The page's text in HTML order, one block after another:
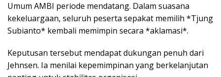
Umum AMBI periode mendatang. Dalam suasana
kekeluargaan, seluruh peserta sepakat memilih *Tjung
Subianto* kembali memimpin secara *aklamasi*.
Keputusan tersebut mendapat dukungan penuh dari
Jehnsen. Ia menilai kepemimpinan yang berkelanjutan